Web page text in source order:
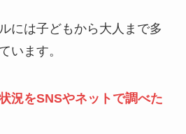
には子どもから大人まで多
います。
況をSNSやネットで調べた